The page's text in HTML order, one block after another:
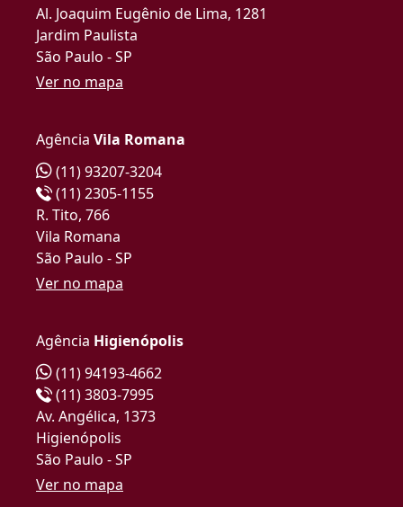
Al. Joaquim Eugênio de Lima, 1281
Jardim Paulista
São Paulo - SP
Ver no mapa
Agência Vila Romana
(11) 93207-3204
(11) 2305-1155
R. Tito, 766
Vila Romana
São Paulo - SP
Ver no mapa
Agência Higienópolis
(11) 94193-4662
(11) 3803-7995
Av. Angélica, 1373
Higienópolis
São Paulo - SP
Ver no mapa